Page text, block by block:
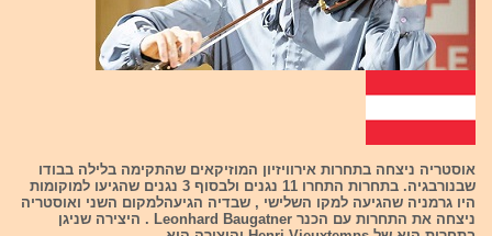
אוסטריה ניצחה בתחרות אירוויזיון המוזיקאים שהתקימה בלילה בבודו
שבנורבגיה. בתחרות התחרו 11 נגנים ולבסוף 3 נגנים שהגיעו למוקומות
היו גרמניה שהגיעה למקו השלישי , שבדיה הגיעהלמקום השני ואוסטריה
ניצחה את התחרות עם הכנר Leonhard Baugatner . היצירה שניגן